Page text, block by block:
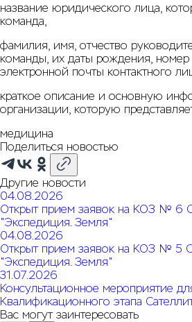
название юридического лица,
команда,
фамилия, имя, отчество
команды, их даты рождения,
электронной почты контактного
краткое описание и основную
организации, которую
медицина
Поделиться новостью
Другие новости
04.08.2026
Открыт прием заявок на КОЗ № 6
"Экспедиция. Земля"
04.08.2026
Открыт прием заявок на КОЗ № 5
"Экспедиция. Земля"
31.07.2026
Консультационное мероприятие
Квалификационного этапа
Вас могут заинтересовать